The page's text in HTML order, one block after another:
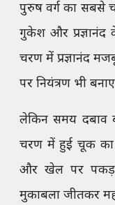
पुरुष वर्ग का सबसे
गुकेश और
चरण में प्रज्ञानंद
पर नियंत्रण भी
लेकिन समय दबाव
चरण में हुई चूक का
और खेल पर पकड़
मुकाबला जीतकर